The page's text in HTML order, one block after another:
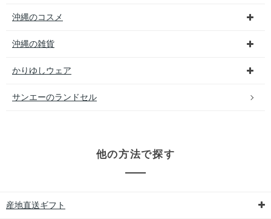
沖縄のコスメ
沖縄の雑貨
かりゆしウェア
サンエーのランドセル
他の方法で探す
産地直送ギフト